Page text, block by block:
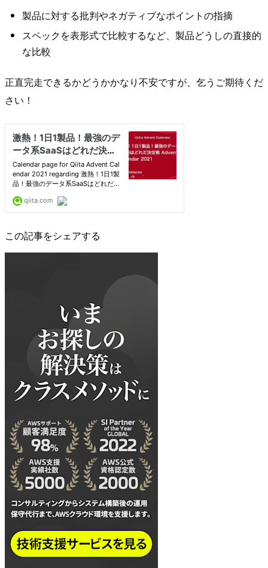
製品に対する批判やネガティブなポイントの指摘
スペックを表形式で比較するなど、製品どうしの直接的
な比較
正直完走できるかどうかかなり不安ですが、乞うご期待くだ
さい！
この記事をシェアする